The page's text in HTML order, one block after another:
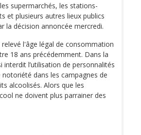
supermarchés, les stations-
et plusieurs autres lieux publics
la décision annoncée mercredi.
l'âge légal de consommation
18 ans précédemment. Dans la
interdit l’utilisation de personnalités
notoriété dans les campagnes de
alcoolisés. Alors que les
ne doivent plus parrainer des